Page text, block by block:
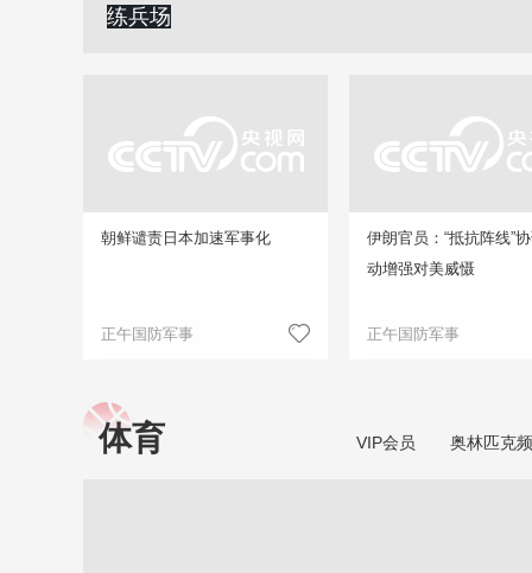
练兵场
朝鲜谴责日本加速军事化
正午国防军事
伊朗官员：“抵抗阵线”
动增强对美威慑
正午国防军事
体育 VIP会员 奥林匹克